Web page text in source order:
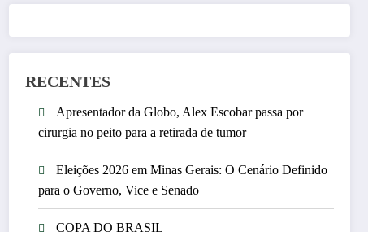
RECENTES
Apresentador da Globo, Alex Escobar passa por
cirurgia no peito para a retirada de tumor
Eleições 2026 em Minas Gerais: O Cenário Definido
para o Governo, Vice e Senado
COPA DO BRASIL